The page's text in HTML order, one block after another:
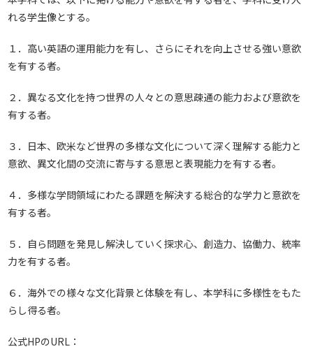
れる学生像とする。
１．高い英語の運用能力を有し、さらにそれを向上させる強い意欲
を有する者。
２．異なる文化を持つ世界の人々との意思疎通の能力および意欲を
有する者。
３．日本、欧米など世界の多様な文化について深く理解する能力と
意欲、異文化間の交流に寄与する意思と表現能力を有する者。
４．多様な学問領域にわたる課題を解決する総合的な学力と意欲を
有する者。
５．自ら問題を発見し解決していく探求心、創造力、協働力、統率
力を有する者。
６．海外での様々な文化背景と体験を有し、本学科に多様性をもた
らし得る者。
公式HPのURL：